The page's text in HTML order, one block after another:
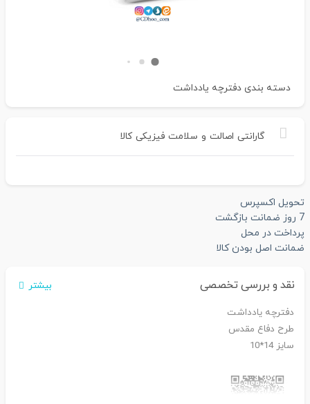
دسته بندی دفترچه یادداشت
گارانتی اصالت و سلامت فیزیکی کالا
تحویل اکسپرس
7 روز ضمانت بازگشت
پرداخت در محل
ضمانت اصل بودن کالا
نقد و بررسی تخصصی بیشتر
دفترچه یادداشت
طرح دفاع مقدس
سایز 14*10